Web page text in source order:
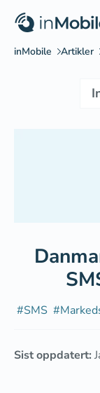
#SMS #
Sist oppdatert: